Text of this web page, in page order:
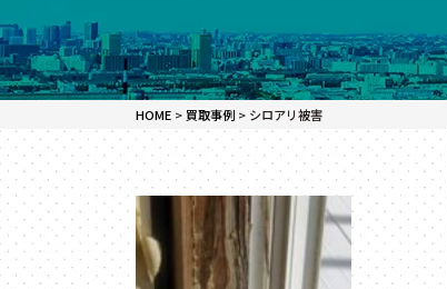
HOME > 買取事例 > シロアリ被害